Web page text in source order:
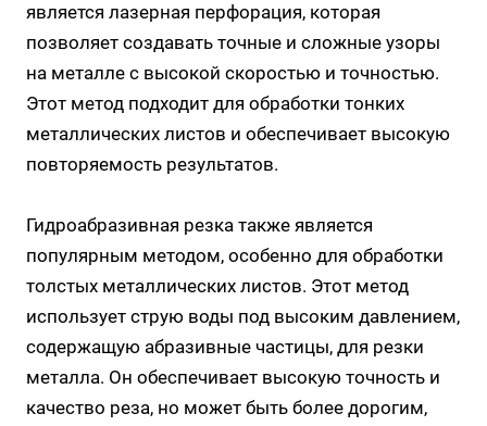
является лазерная перфорация, которая
позволяет создавать точные и сложные узоры
на металле с высокой скоростью и точностью.
Этот метод подходит для обработки тонких
металлических листов и обеспечивает высокую
повторяемость результатов.
Гидроабразивная резка также является
популярным методом, особенно для обработки
толстых металлических листов. Этот метод
использует струю воды под высоким давлением,
содержащую абразивные частицы, для резки
металла. Он обеспечивает высокую точность и
качество реза, но может быть более дорогим,